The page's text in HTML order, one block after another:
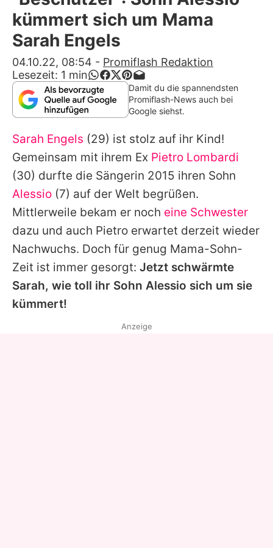
Alle Themen auf Promiflash
App runterladen
Team
Redaktionelle Richtlinien
Impressum
Datenschutzerklärung
Nutzungsbedingungen
Utiq verwalten
kümmert sich um Mama
Sarah Engels
04.10.22, 08:54 - Promiflash Redaktion
Lesezeit: 1 min
Damit du die spannendsten
Promiflash-News auch bei
Google siehst.
Sarah Engels (29) ist stolz auf ihr Kind!
Gemeinsam mit ihrem Ex Pietro Lombardi
(30) durfte die Sängerin 2015 ihren Sohn
Alessio (7) auf der Welt begrüßen.
Mittlerweile bekam er noch eine Schwester
dazu und auch Pietro erwartet derzeit wieder
Nachwuchs. Doch für genug Mama-Sohn-
Zeit ist immer gesorgt: Jetzt schwärmte
Sarah, wie toll ihr Sohn Alessio sich um sie
kümmert!
Anzeige